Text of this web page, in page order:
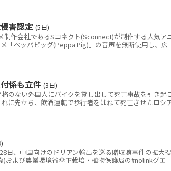
害認定 (5日)
作会社であるSコネクト(Sconnect)が制作する人気ア
「ペッパピッグ(Peppa Pig)」の音声を無断使用し、広
係も立件 (3日)
のない外国人にバイクを貸し出して死亡事故を引き起
に先立ち、飲酒運転で歩行者をはねて死亡させたロシ
日、中国向けのドリアン輸出を巡る贈収賄事件の拡大捜
および農業環境省傘下栽培・植物保護局の#nolinkグエ